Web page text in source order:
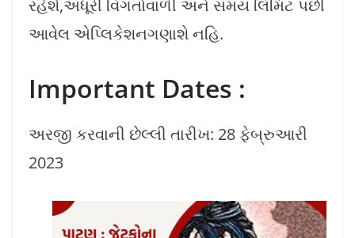
રહેશે,અધૂરી વિગતોવાળી અને સમય લિમિટ પછી
આવેલ એપ્લિકેશનગણાશે નહિ.
Important Dates :
અરજી કરવાની છેલ્લી તારીખ: 28 ફેબ્રુઆરી
2023